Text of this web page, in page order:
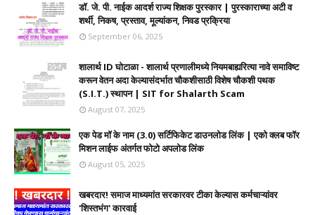
डॉ. जे. पी. नाईक आदर्श राज्य शिक्षक पुरस्कार | पुरस्काराच्या अटी व
शर्थी, निकष, प्रस्ताव, मूल्यांकन, निवड प्रक्रिया
September 06, 2025
शालार्थ ID घोटाळा - शालार्थ प्रणालीमध्ये नियमबाह्यरित्या नावे समाविष्ट
करून वेतन अदा केल्यासंदर्भात चौकशीसाठी विशेष चौकशी पथक
(S.I.T.) स्थापन | SIT for Shalarth Scam
August 07, 2025
एक पेड मॉ के नाम (3.0) सर्टिफिकेट डाउनलोड लिंक | एको क्लब फॉर
मिशन लाईफ अंतर्गत फोटो अपलोड लिंक
August 05, 2025
खबरदार! समाज माध्यमांत सरकारवर टीका केल्यास कर्मचाऱ्यांवर
'शिस्तभंग' कारवाई